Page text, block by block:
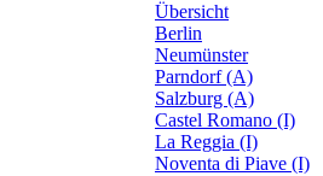
Übersicht
Berlin
Neumünster
Parndorf (A)
Salzburg (A)
Castel Romano (I)
La Reggia (I)
Noventa di Piave (I)